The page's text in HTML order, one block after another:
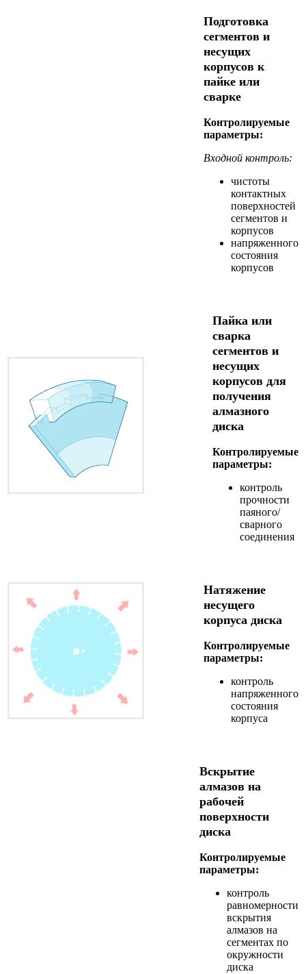
Подготовка
сегментов и
несущих
корпусов к
пайке или
сварке
Контролируемые
параметры:
Входной контроль:
чистоты
контактных
поверхностей
сегментов и
корпусов
напряженного
состояния
корпусов
Пайка или
сварка
сегментов и
несущих
корпусов для
получения
алмазного
диска
Контролируемые
параметры:
контроль
прочности
паяного/
сварного
соединения
Натяжение
несущего
корпуса диска
Контролируемые
параметры:
контроль
напряженного
состояния
корпуса
Вскрытие
алмазов на
рабочей
поверхности
диска
Контролируемые
параметры:
контроль
равномерности
вскрытия
алмазов на
сегментах по
окружности
диска